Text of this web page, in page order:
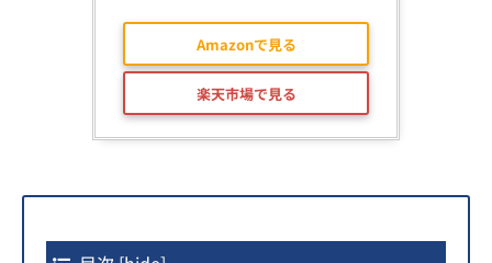
Amazonで見る
楽天市場で見る